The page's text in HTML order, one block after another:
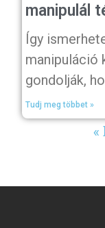
manipulál
Így
manipuláció
gondolják,
Tudj meg többet »
«